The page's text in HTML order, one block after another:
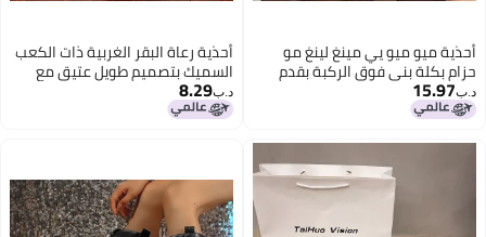
أحذية ميو ميو يي مينغ لينغ مو
حزام بكلة بني فوق الركبة بقدم
مستديرة على طراز رعاة البقر
الغربيين
د.ب‏15.97
أحذية رعاة البقر الغربية ذات الكعب
السميك بتصميم طويل عتيق مع
مشبك حزام باللونين الأسود والبني
للنساء
د.ب‏8.29